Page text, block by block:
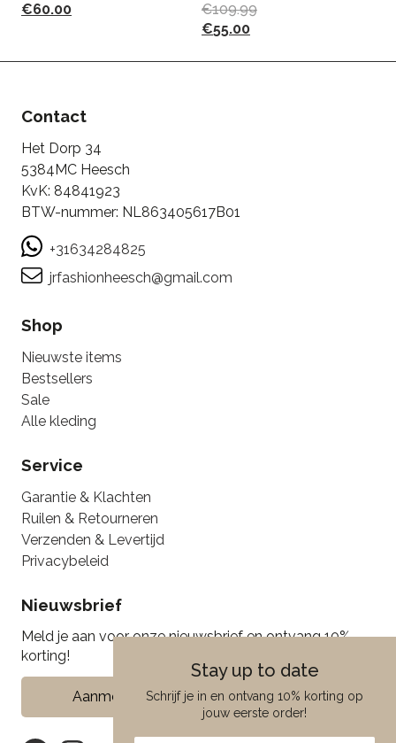
€60.00
€109.99
€55.00
Stay up to date
Schrijf je in en ontvang 10% korting op
jouw eerste order!
Contact
Het Dorp 34
5384MC Heesch
KvK: 84841923
BTW-nummer: NL863405617B01
+31634284825
jrfashionheesch@gmail.com
Shop
Nieuwste items
Bestsellers
Sale
Alle kleding
Service
Garantie & Klachten
Ruilen & Retourneren
Verzenden & Levertijd
Privacybeleid
Nieuwsbrief
Meld je aan voor onze nieuwsbrief en ontvang 10%
korting!
Aanmelden